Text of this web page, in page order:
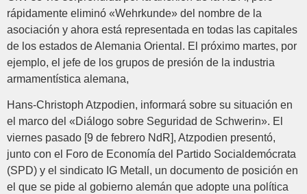
rápidamente eliminó «Wehrkunde» del nombre de la
asociación y ahora está representada en todas las capitales
de los estados de Alemania Oriental. El próximo martes, por
ejemplo, el jefe de los grupos de presión de la industria
armamentística alemana,
Hans-Christoph Atzpodien, informará sobre su situación en
el marco del «Diálogo sobre Seguridad de Schwerin». El
viernes pasado [9 de febrero NdR], Atzpodien presentó,
junto con el Foro de Economía del Partido Socialdemócrata
(SPD) y el sindicato IG Metall, un documento de posición en
el que se pide al gobierno alemán que adopte una política